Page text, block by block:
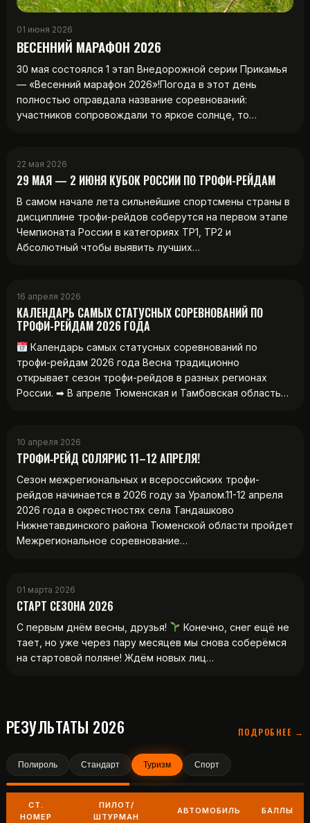
01 июня 2026
ВЕСЕННИЙ МАРАФОН 2026
30 мая состоялся 1 этап Внедорожной серии Прикамья
— «Весенний марафон 2026»!Погода в этот день
полностью оправдала название соревнований:
участников сопровождали то яркое солнце, то…
22 мая 2026
29 МАЯ — 2 ИЮНЯ КУБОК РОССИИ ПО ТРОФИ-РЕЙДАМ
В самом начале лета сильнейшие спортсмены страны в
дисциплине трофи-рейдов соберутся на первом этапе
Чемпионата России в категориях ТР1, ТР2 и
Абсолютный чтобы выявить лучших…
16 апреля 2026
КАЛЕНДАРЬ САМЫХ СТАТУСНЫХ СОРЕВНОВАНИЙ ПО
ТРОФИ-РЕЙДАМ 2026 ГОДА
Календарь самых статусных соревнований по
трофи-рейдам 2026 года Весна традиционно
открывает сезон трофи-рейдов в разных регионах
России. ➡ В апреле Тюменская и Тамбовская область…
10 апреля 2026
ТРОФИ‑РЕЙД СОЛЯРИС 11–12 АПРЕЛЯ!
Сезон межрегиональных и всероссийских трофи-
рейдов начинается в 2026 году за Уралом.11-12 апреля
2026 года в окрестностях села Тандашково
Нижнетавдинского района Тюменской области пройдет
Межрегиональное соревнование…
01 марта 2026
СТАРТ СЕЗОНА 2026
С первым днём весны, друзья!
Конечно, снег ещё не
тает, но уже через пару месяцев мы снова соберёмся
на стартовой поляне! Ждём новых лиц…
РЕЗУЛЬТАТЫ 2026 ПОДРОБНЕЕ →
Полироль Стандарт Туризм Спорт
СТ.
НОМЕР
ПИЛОТ/
ШТУРМАН
АВТОМОБИЛЬ БАЛЛЫ